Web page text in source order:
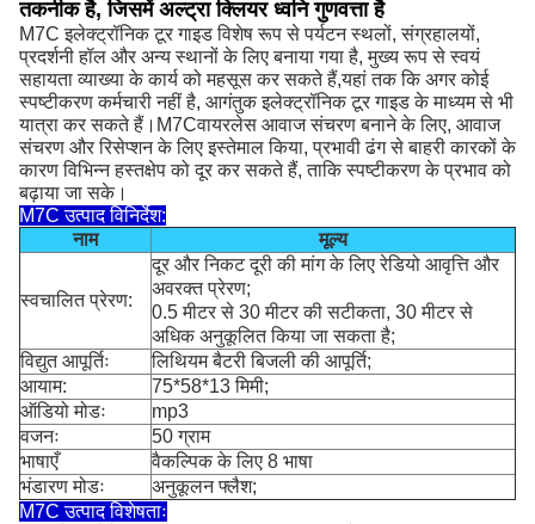
तकनीक है, जिसमें अल्ट्रा क्लियर ध्वनि गुणवत्ता है
M7C इलेक्ट्रॉनिक टूर गाइड विशेष रूप से पर्यटन स्थलों, संग्रहालयों,
प्रदर्शनी हॉल और अन्य स्थानों के लिए बनाया गया है, मुख्य रूप से स्वयं
सहायता व्याख्या के कार्य को महसूस कर सकते हैं,यहां तक कि अगर कोई
स्पष्टीकरण कर्मचारी नहीं है, आगंतुक इलेक्ट्रॉनिक टूर गाइड के माध्यम से भी
यात्रा कर सकते हैं। M7Cवायरलेस आवाज संचरण बनाने के लिए, आवाज
संचरण और रिसेप्शन के लिए इस्तेमाल किया, प्रभावी ढंग से बाहरी कारकों के
कारण विभिन्न हस्तक्षेप को दूर कर सकते हैं, ताकि स्पष्टीकरण के प्रभाव को
बढ़ाया जा सके।
M7C उत्पाद विनिर्देश:
नाम
मूल्य
स्वचालित प्रेरण:
दूर और निकट दूरी की मांग के लिए रेडियो आवृत्ति और
अवरक्त प्रेरण;
0.5 मीटर से 30 मीटर की सटीकता, 30 मीटर से
अधिक अनुकूलित किया जा सकता है;
विद्युत आपूर्तिः
लिथियम बैटरी बिजली की आपूर्ति;
आयाम:
75*58*13 मिमी;
ऑडियो मोडः
mp3
वजनः
50 ग्राम
भाषाएँ
वैकल्पिक के लिए 8 भाषा
भंडारण मोडः
अनुकूलन फ्लैश;
M7C उत्पाद विशेषताः